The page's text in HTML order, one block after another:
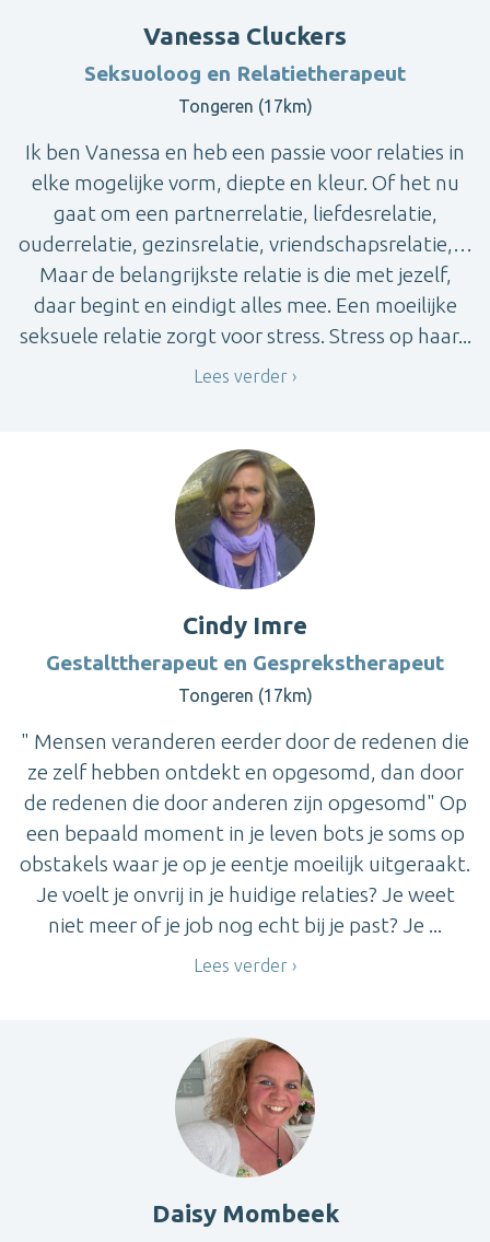
Vanessa Cluckers
Seksuoloog en Relatietherapeut
Tongeren (17km)
Ik ben Vanessa en heb een passie voor relaties in
elke mogelijke vorm, diepte en kleur. Of het nu
gaat om een partnerrelatie, liefdesrelatie,
ouderrelatie, gezinsrelatie, vriendschapsrelatie,…
Maar de belangrijkste relatie is die met jezelf,
daar begint en eindigt alles mee. Een moeilijke
seksuele relatie zorgt voor stress. Stress op haar...
Lees verder
Cindy Imre
Gestalttherapeut en Gesprekstherapeut
Tongeren (17km)
" Mensen veranderen eerder door de redenen die
ze zelf hebben ontdekt en opgesomd, dan door
de redenen die door anderen zijn opgesomd" Op
een bepaald moment in je leven bots je soms op
obstakels waar je op je eentje moeilijk uitgeraakt.
Je voelt je onvrij in je huidige relaties? Je weet
niet meer of je job nog echt bij je past? Je ...
Lees verder
Daisy Mombeek